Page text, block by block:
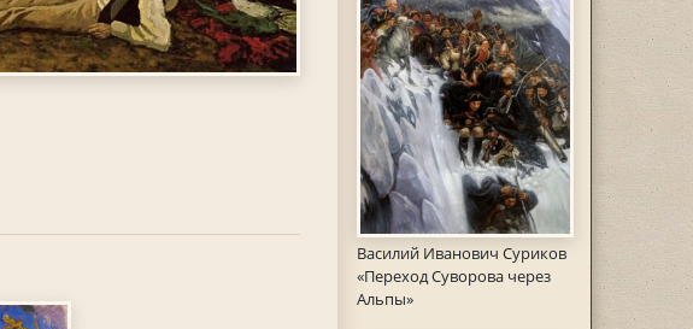
Василий Иванович Суриков
«Переход Суворова через
Альпы»